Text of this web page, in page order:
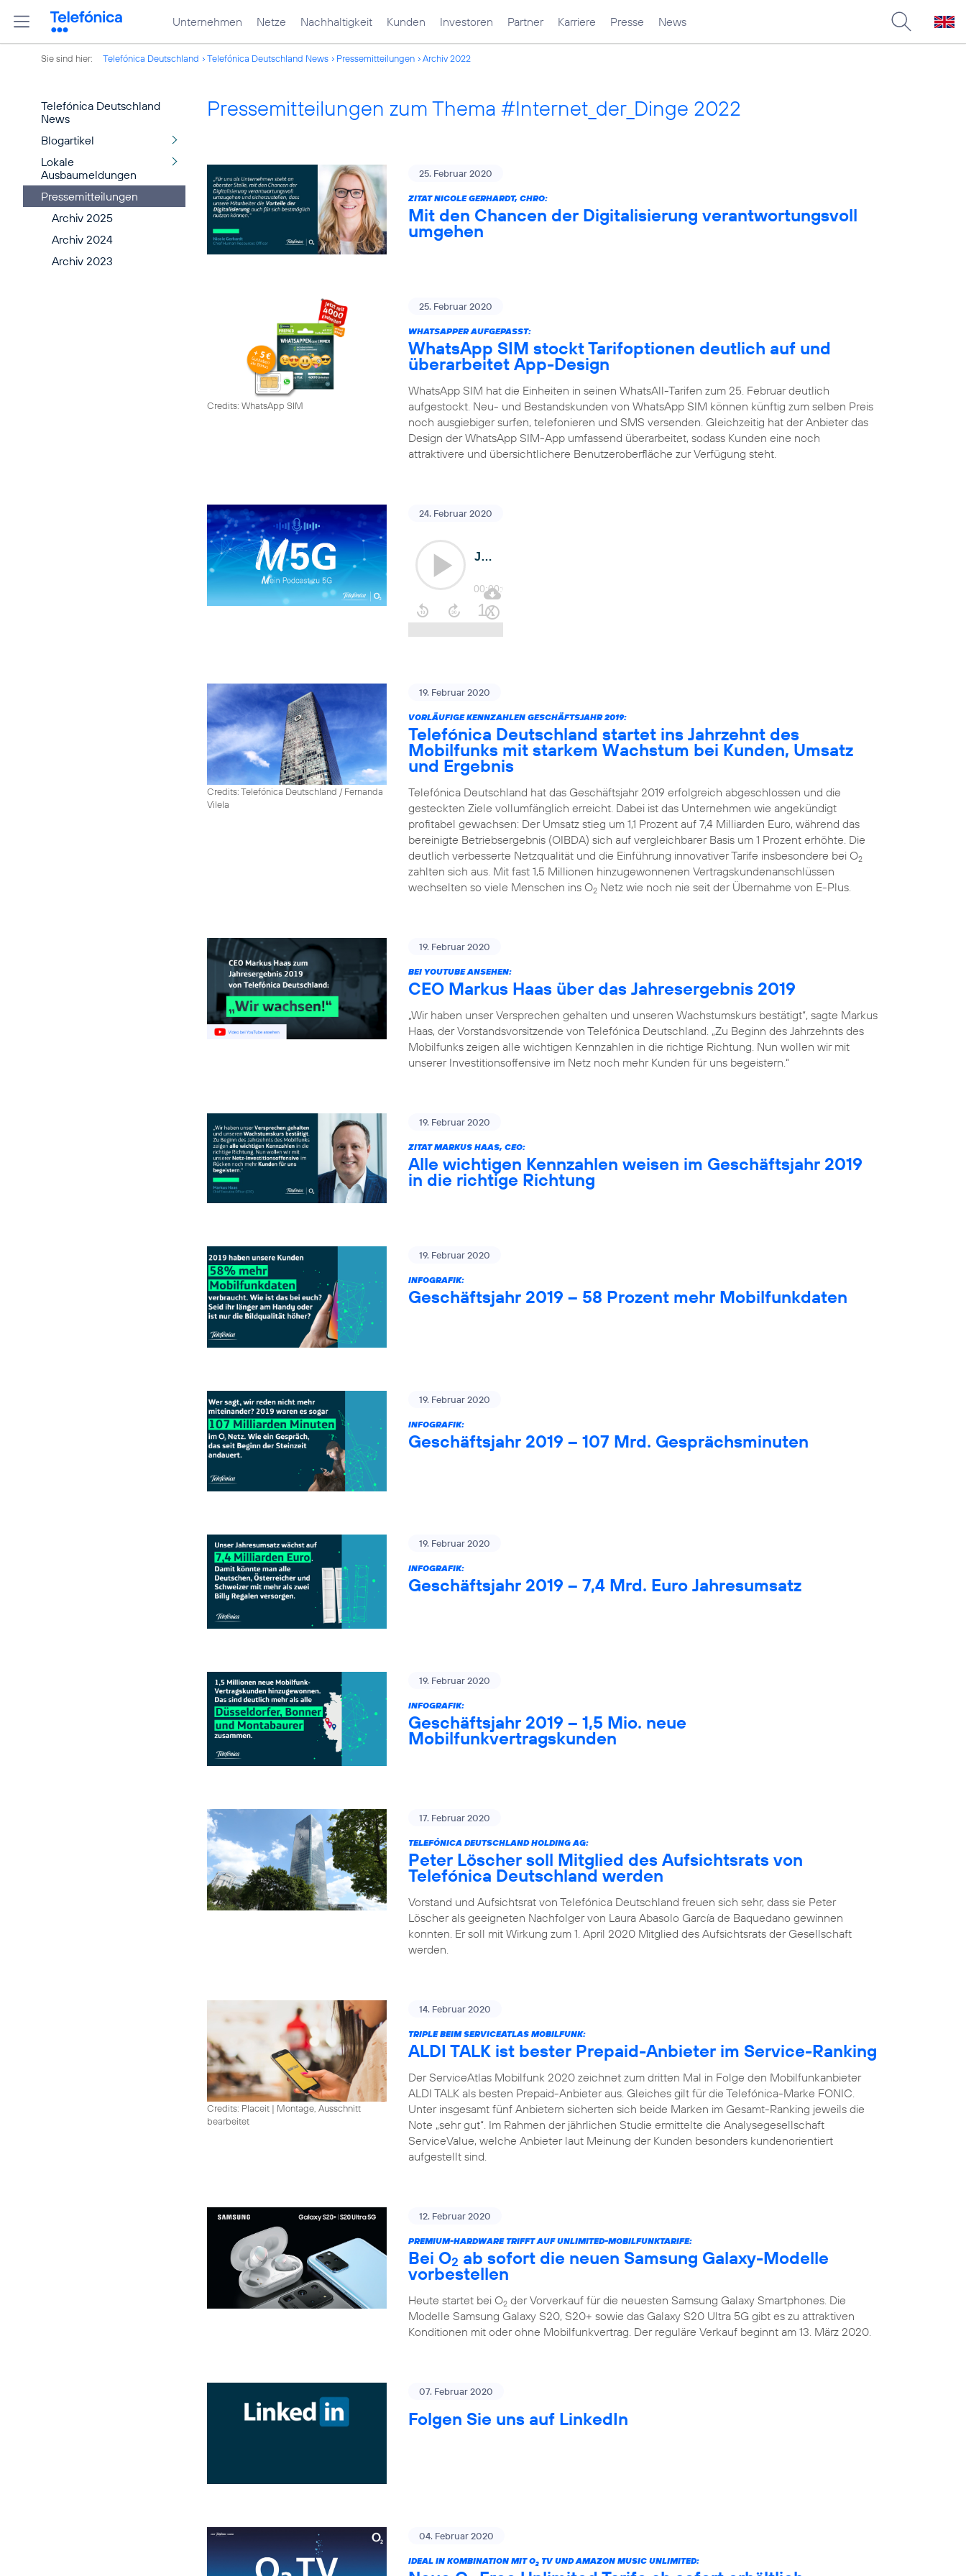
Unternehmen Netze Nachhaltigkeit Kunden Investoren Partner Karriere Presse News
Sie sind hier: Telefónica Deutschland Telefónica Deutschland News Pressemitteilungen Archiv 2022
Telefónica Deutschland
News
Blogartikel
Lokale
Ausbaumeldungen
Pressemitteilungen
Archiv 2025
Archiv 2024
Archiv 2023
Pressemitteilungen zum Thema #Internet_der_Dinge 2022
25. Februar 2020
ZITAT NICOLE GERHARDT, CHRO:
Mit den Chancen der Digitalisierung verantwortungsvoll
umgehen
Credits: WhatsApp SIM
25. Februar 2020
WHATSAPPER AUFGEPASST:
WhatsApp SIM stockt Tarifoptionen deutlich auf und
überarbeitet App-Design
WhatsApp SIM hat die Einheiten in seinen WhatsAll-Tarifen zum 25. Februar deutlich
aufgestockt. Neu- und Bestandskunden von WhatsApp SIM können künftig zum selben Preis
noch ausgiebiger surfen, telefonieren und SMS versenden. Gleichzeitig hat der Anbieter das
Design der WhatsApp SIM-App umfassend überarbeitet, sodass Kunden eine noch
attraktivere und übersichtlichere Benutzeroberfläche zur Verfügung steht.
24. Februar 2020
Credits: Telefónica Deutschland / Fernanda
Vilela
19. Februar 2020
VORLÄUFIGE KENNZAHLEN GESCHÄFTSJAHR 2019:
Telefónica Deutschland startet ins Jahrzehnt des
Mobilfunks mit starkem Wachstum bei Kunden, Umsatz
und Ergebnis
Telefónica Deutschland hat das Geschäftsjahr 2019 erfolgreich abgeschlossen und die
gesteckten Ziele vollumfänglich erreicht. Dabei ist das Unternehmen wie angekündigt
profitabel gewachsen: Der Umsatz stieg um 1,1 Prozent auf 7,4 Milliarden Euro, während das
bereinigte Betriebsergebnis (OIBDA) sich auf vergleichbarer Basis um 1 Prozent erhöhte. Die
deutlich verbesserte Netzqualität und die Einführung innovativer Tarife insbesondere bei O2
zahlten sich aus. Mit fast 1,5 Millionen hinzugewonnenen Vertragskundenanschlüssen
wechselten so viele Menschen ins O2 Netz wie noch nie seit der Übernahme von E-Plus.
19. Februar 2020
BEI YOUTUBE ANSEHEN:
CEO Markus Haas über das Jahresergebnis 2019
„Wir haben unser Versprechen gehalten und unseren Wachstumskurs bestätigt“, sagte Markus
Haas, der Vorstandsvorsitzende von Telefónica Deutschland. „Zu Beginn des Jahrzehnts des
Mobilfunks zeigen alle wichtigen Kennzahlen in die richtige Richtung. Nun wollen wir mit
unserer Investitionsoffensive im Netz noch mehr Kunden für uns begeistern.“
19. Februar 2020
ZITAT MARKUS HAAS, CEO:
Alle wichtigen Kennzahlen weisen im Geschäftsjahr 2019
in die richtige Richtung
19. Februar 2020
INFOGRAFIK:
Geschäftsjahr 2019 – 58 Prozent mehr Mobilfunkdaten
19. Februar 2020
INFOGRAFIK:
Geschäftsjahr 2019 – 107 Mrd. Gesprächsminuten
19. Februar 2020
INFOGRAFIK:
Geschäftsjahr 2019 – 7,4 Mrd. Euro Jahresumsatz
19. Februar 2020
INFOGRAFIK:
Geschäftsjahr 2019 – 1,5 Mio. neue
Mobilfunkvertragskunden
17. Februar 2020
TELEFÓNICA DEUTSCHLAND HOLDING AG:
Peter Löscher soll Mitglied des Aufsichtsrats von
Telefónica Deutschland werden
Vorstand und Aufsichtsrat von Telefónica Deutschland freuen sich sehr, dass sie Peter
Löscher als geeigneten Nachfolger von Laura Abasolo García de Baquedano gewinnen
konnten. Er soll mit Wirkung zum 1. April 2020 Mitglied des Aufsichtsrats der Gesellschaft
werden.
Credits: Placeit | Montage, Ausschnitt
bearbeitet
14. Februar 2020
TRIPLE BEIM SERVICEATLAS MOBILFUNK:
ALDI TALK ist bester Prepaid-Anbieter im Service-Ranking
Der ServiceAtlas Mobilfunk 2020 zeichnet zum dritten Mal in Folge den Mobilfunkanbieter
ALDI TALK als besten Prepaid-Anbieter aus. Gleiches gilt für die Telefónica-Marke FONIC.
Unter insgesamt fünf Anbietern sicherten sich beide Marken im Gesamt-Ranking jeweils die
Note „sehr gut“. Im Rahmen der jährlichen Studie ermittelte die Analysegesellschaft
ServiceValue, welche Anbieter laut Meinung der Kunden besonders kundenorientiert
aufgestellt sind.
12. Februar 2020
PREMIUM-HARDWARE TRIFFT AUF UNLIMITED-MOBILFUNKTARIFE:
Bei O2 ab sofort die neuen Samsung Galaxy-Modelle
vorbestellen
Heute startet bei O2 der Vorverkauf für die neuesten Samsung Galaxy Smartphones. Die
Modelle Samsung Galaxy S20, S20+ sowie das Galaxy S20 Ultra 5G gibt es zu attraktiven
Konditionen mit oder ohne Mobilfunkvertrag. Der reguläre Verkauf beginnt am 13. März 2020.
07. Februar 2020
Folgen Sie uns auf LinkedIn
04. Februar 2020
IDEAL IN KOMBINATION MIT O2 TV UND AMAZON MUSIC UNLIMITED: